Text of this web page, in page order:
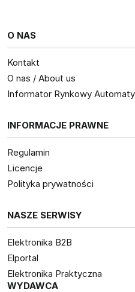
O NAS
Kontakt
O nas / About us
Informator Rynkowy
INFORMACJE PRAWNE
Regulamin
Licencje
Polityka prywatności
NASZE SERWISY
Elektronika B2B
Elportal
Elektronika Praktyczna
WYDAWCA